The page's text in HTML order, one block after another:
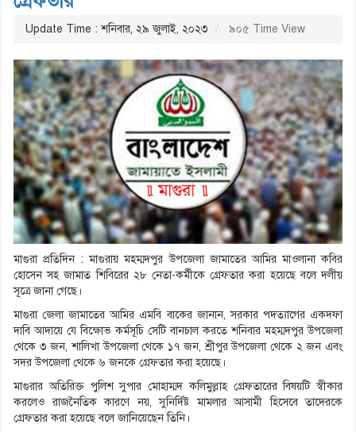
Update Time : শনিবার, ২৯ জুলাই, ২০২৩ ৯০৫ Time View
মাগুরা প্রতিদিন : মাগুরায় মহম্মদপুর উপজেলা জামাতের আমির মাওলানা কবির
হোসেন সহ জামাত শিবিরের ২৮ নেতা-কর্মীকে গ্রেফতার করা হয়েছে বলে দলীয়
সূত্রে জানা গেছে।
মাগুরা জেলা জামাতের আমির এমবি বাকের জানান, সরকার পদত্যাগের একদফা
দাবি আদায়ে যে বিক্ষোভ কর্মসূচি সেটি বানচাল করতে শনিবার মহম্মদপুর উপজেলা
থেকে ৩ জন, শালিখা উপজেলা থেকে ১৭ জন, শ্রীপুর উপজেলা থেকে ২ জন এবং
সদর উপজেলা থেকে ৬ জনকে গ্রেফতার করা হয়েছে।
মাগুরার অতিরিক্ত পুলিশ সুপার মোহাম্মদ কলিমুল্লাহ গ্রেফতারের বিষয়টি স্বীকার
করলেও রাজনৈতিক কারণে নয়, সুনির্দিষ্ট মামলার আসামী হিসেবে তাদেরকে
গ্রেফতার করা হয়েছে বলে জানিয়েছেন তিনি।